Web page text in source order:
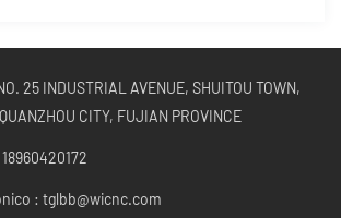
25 INDUSTRIAL AVENUE, SHUITOU TOWN,
CITY, FUJIAN PROVINCE
: tglbb@wicnc.com